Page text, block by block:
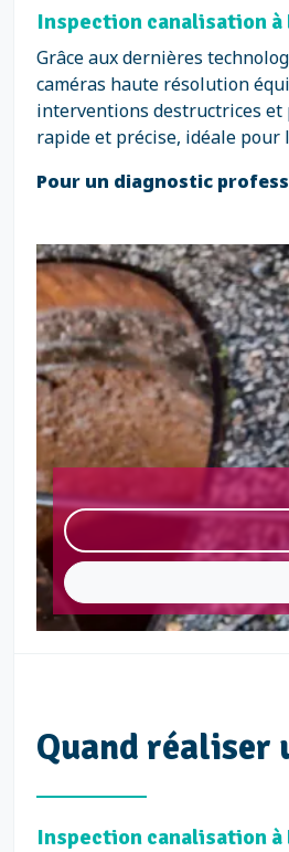
Inspection canalisation
Grâce aux dernières
caméras haute résolution
interventions destructrices et
rapide et précise, idéale pour
Pour un diagnostic
Quand réaliser
Inspection canalisation